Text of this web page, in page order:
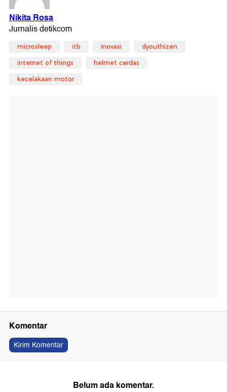
microsleep itb inovasi dyouthizen
internet of things helmet cerdas
kecelakaan motor
Komentar
Kirim Komentar
Belum ada komentar.